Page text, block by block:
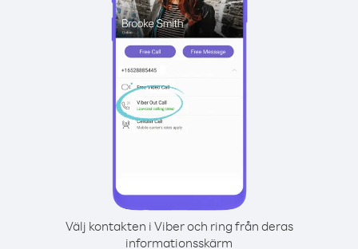
Välj kontakten i Viber och ring från deras
informationsskärm